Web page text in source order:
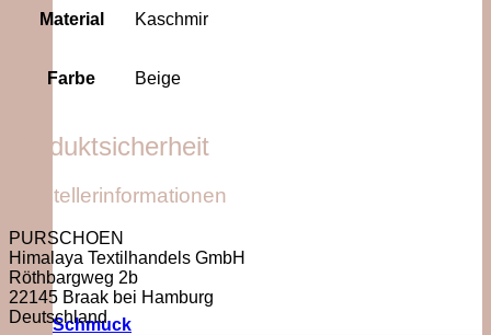
Schmuck
Material Kaschmir
Farbe Beige
Produktsicherheit
Herstellerinformationen
PURSCHOEN
Himalaya Textilhandels GmbH
Röthbargweg 2b
22145 Braak bei Hamburg
Deutschland